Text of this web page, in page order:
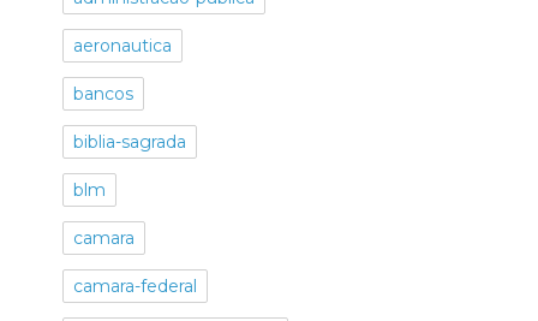
aeronautica
bancos
biblia-sagrada
blm
camara
camara-federal